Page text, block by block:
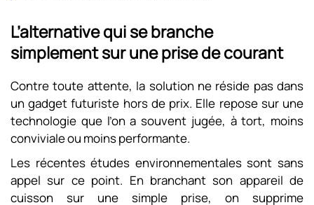
L’alternative qui se branche
simplement sur une prise de courant
Contre toute attente, la solution ne réside pas dans
un gadget futuriste hors de prix. Elle repose sur une
technologie que l’on a souvent jugée, à tort, moins
conviviale ou moins performante.
Les récentes études environnementales sont sans
appel sur ce point. En branchant son appareil de
cuisson sur une simple prise, on supprime